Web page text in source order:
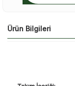
Ürün Bilgileri